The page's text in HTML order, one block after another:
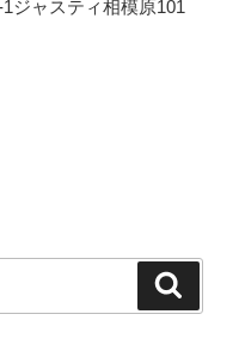
ジャスティ相模原101